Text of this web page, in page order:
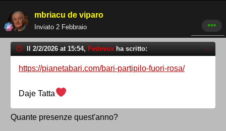
mbriacu de viparo
Inviato 2 Febbraio
Il 2/2/2026 at 15:54, Fedevox ha scritto:
https://pianetabari.com/bari-partipilo-fuori-rosa/
Daje Tatta
Quante presenze quest'anno?